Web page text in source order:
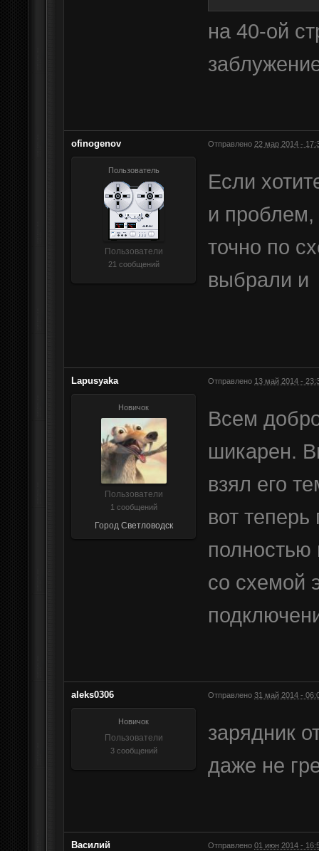
на 40-ой
ofinogenov Отправлено 22 мар 2014 -
Пользователь
Пользователи
21 сообщений
Если
и проблем,
точно по
выбрали и
Lapusyaka Отправлено 13 май 2014 -
Новичок
Пользователи
1 сообщений
Город Светловодск
Всем
шикарен.
взял его
вот
полностью
со схемой
aleks0306 Отправлено 31 май 2014 -
Новичок
Пользователи
3 сообщений
зарядник
даже не
Василий Отправлено 01 июн 2014 -